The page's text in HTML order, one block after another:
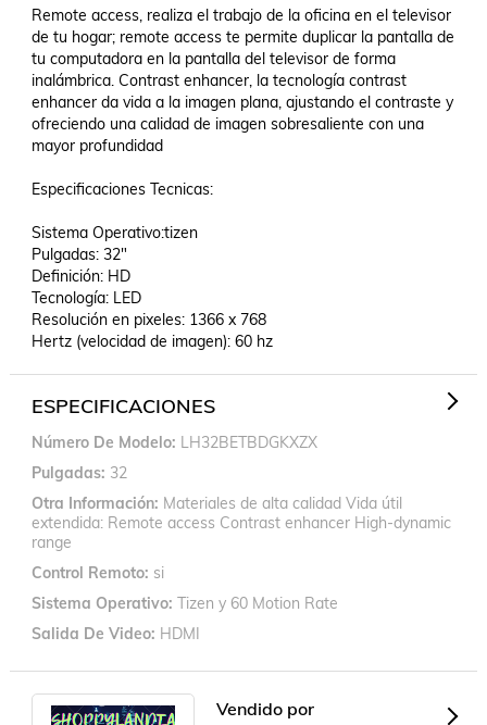
Remote access, realiza el trabajo de la oficina en el televisor
de tu hogar; remote access te permite duplicar la pantalla de
tu computadora en la pantalla del televisor de forma
inalámbrica. Contrast enhancer, la tecnología contrast
enhancer da vida a la imagen plana, ajustando el contraste y
ofreciendo una calidad de imagen sobresaliente con una
mayor profundidad
Especificaciones Tecnicas:
Sistema Operativo:tizen
Pulgadas: 32"
Definición: HD
Tecnología: LED
Resolución en pixeles: 1366 x 768
Hertz (velocidad de imagen): 60 hz
ESPECIFICACIONES
Número De Modelo LH32BETBDGKXZX
Pulgadas 32
Otra Información Materiales de alta calidad Vida útil
extendida: Remote access Contrast enhancer High-dynamic
range
Control Remoto si
Sistema Operativo Tizen y 60 Motion Rate
Salida De Video HDMI
Vendido por